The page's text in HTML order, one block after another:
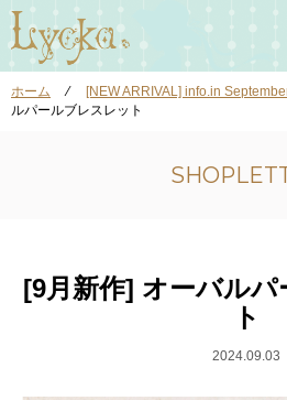
ホーム ⁄ [NEW ARRIVAL] info.in
ルパールブレスレット
[9月新作] オーバルパ
ト
2024.09.03